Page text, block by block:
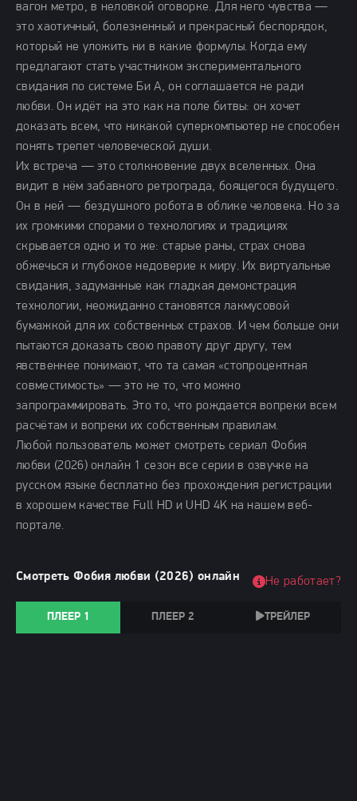
вагон метро, в неловкой оговорке. Для него чувства —
это хаотичный, болезненный и прекрасный беспорядок,
который не уложить ни в какие формулы. Когда ему
предлагают стать участником экспериментального
свидания по системе Би А, он соглашается не ради
любви. Он идёт на это как на поле битвы: он хочет
доказать всем, что никакой суперкомпьютер не способен
понять трепет человеческой души.
Их встреча — это столкновение двух вселенных. Она
видит в нём забавного ретрограда, боящегося будущего.
Он в ней — бездушного робота в облике человека. Но за
их громкими спорами о технологиях и традициях
скрывается одно и то же: старые раны, страх снова
обжечься и глубокое недоверие к миру. Их виртуальные
свидания, задуманные как гладкая демонстрация
технологии, неожиданно становятся лакмусовой
бумажкой для их собственных страхов. И чем больше они
пытаются доказать свою правоту друг другу, тем
явственнее понимают, что та самая «стопроцентная
совместимость» — это не то, что можно
запрограммировать. Это то, что рождается вопреки всем
расчётам и вопреки их собственным правилам.
Любой пользователь может смотреть сериал Фобия
любви (2026) онлайн 1 сезон все серии в озвучке на
русском языке бесплатно без прохождения регистрации
в хорошем качестве Full HD и UHD 4K на нашем веб-
портале.
Смотреть Фобия любви (2026) онлайн
ПЛЕЕР 1 ПЛЕЕР 2 ТРЕЙЛЕР
Не работает?